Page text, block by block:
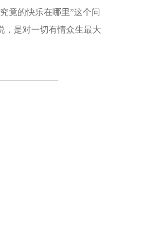
竟的快乐在哪里”这个问
，是对一切有情众生最大